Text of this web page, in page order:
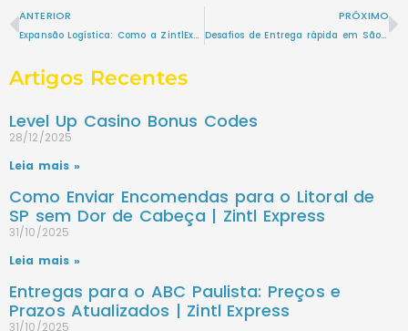
ANTERIOR
Expansão Logística: Como a ZintlExpress Conecta São Paulo e Além
PRÓXIMO
Desafios de Entrega rápida em São Paulo e Como Superá-los com a ZintlExpress
Artigos Recentes
Level Up Casino Bonus Codes
28/12/2025
Leia mais »
Como Enviar Encomendas para o Litoral de
SP sem Dor de Cabeça | Zintl Express
31/10/2025
Leia mais »
Entregas para o ABC Paulista: Preços e
Prazos Atualizados | Zintl Express
31/10/2025